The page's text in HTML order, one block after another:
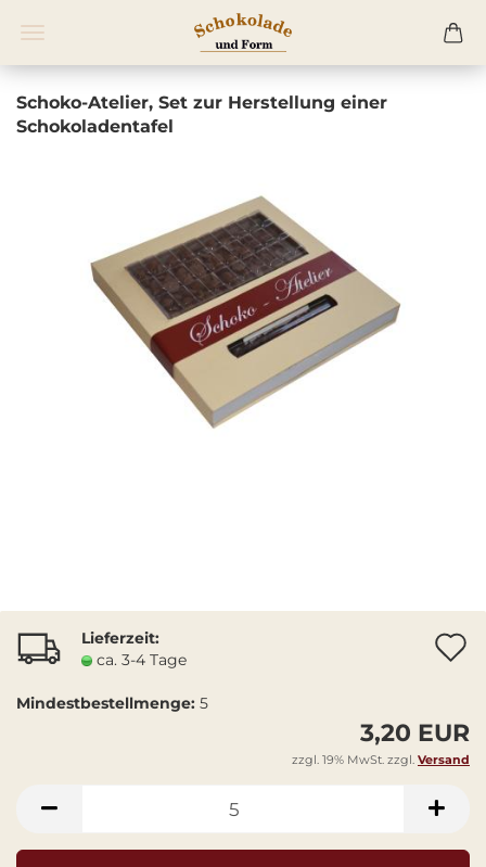
Schoko-Atelier, Set zur Herstellung einer
Schokoladentafel
Lieferzeit:
ca. 3-4 Tage
Mindestbestellmenge: 5
3,20 EUR
zzgl. 19% MwSt. zzgl. Versand